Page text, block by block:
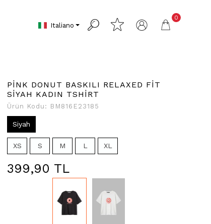
Italiano
0
PİNK DONUT BASKILI RELAXED FİT
SİYAH KADIN TSHİRT
Ürün Kodu: BM816E23185
Siyah
XS S M L XL
399,90 TL